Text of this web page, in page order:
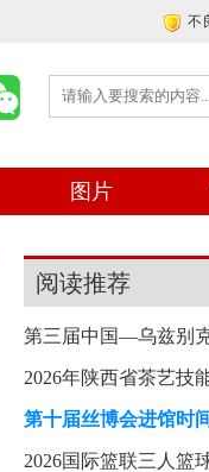
不
图片
阅读推荐
2026年陕西省茶艺技
第十届丝博会进馆时
2026国际篮联三人篮